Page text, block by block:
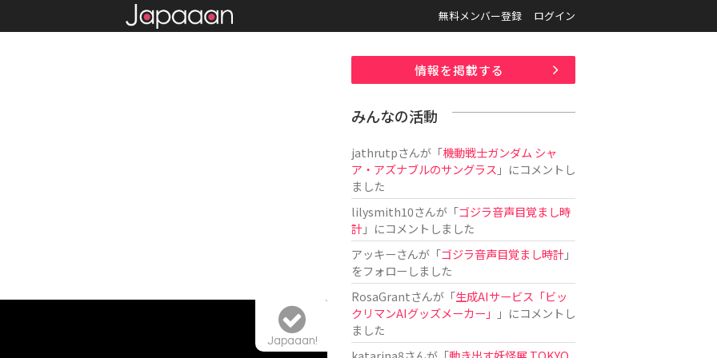
無料メンバー登録 ログイン
Japaaan!
情報を掲載する
みんなの活動
jathrutpさんが「機動戦士ガンダム シャ
ア・アズナブルのサングラス 」にコメントし
ました
lilysmith10さんが「ゴジラ音声目覚まし時
計」にコメントしました
アッキーさんが「ゴジラ音声目覚まし時計」
をフォローしました
RosaGrantさんが「生成AIサービス「ビッ
クリマンAIグッズメーカー」
」にコメントし
ました